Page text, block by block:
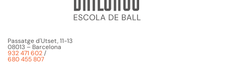
Passatge d'Utset, 11-13
08013 – Barcelona
932 471 602/
680 455 807